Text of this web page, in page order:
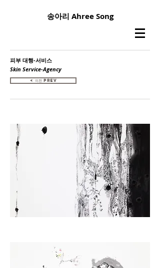
송아리 Ahree Song
피부 대행-서비스
Skin Service-Agency
< 이전 Prev